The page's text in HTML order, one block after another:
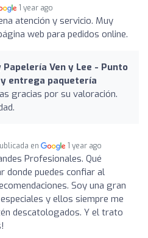
1 year ago
atención y servicio. Muy
web para pedidos online.
Papelería Ven y Lee - Punto
entrega paquetería
gracias por su valoración.
en 1 year ago
Profesionales. Qué
donde puedes confiar al
Soy una gran
y ellos siempre me
descatologados. Y el trato